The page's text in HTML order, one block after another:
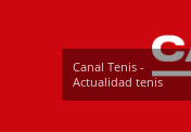
Canal Tenis -
Actualidad tenis